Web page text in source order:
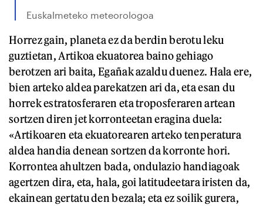
Euskalmeteko meteorologoa
Horrez gain, planeta ez da berdin berotu leku
guztietan, Artikoa ekuatorea baino gehiago
berotzen ari baita, Egañak azaldu duenez. Hala ere,
bien arteko aldea parekatzen ari da, eta esan du
horrek estratosferaren eta troposferaren artean
sortzen diren jet korronteetan eragina duela:
«Artikoaren eta ekuatorearen arteko tenperatura
aldea handia denean sortzen da korronte hori.
Korrontea ahultzen bada, ondulazio handiagoak
agertzen dira, eta, hala, goi latitudeetara iristen da,
ekainean gertatu den bezala; eta ez soilik gurera,